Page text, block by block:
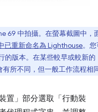
69 中拍攝。在螢幕截圖中，
已重新命名為 Lighthouse。
的版本。在某些較早或較新的
有所不同，但一般工作流程相
置」 部分選取「行動裝